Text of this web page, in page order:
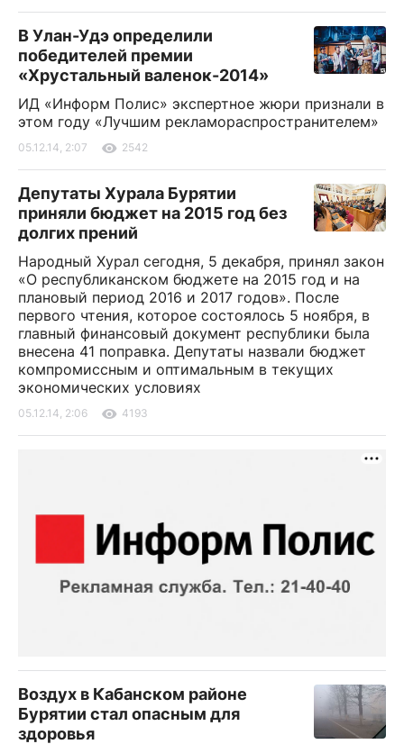
В Улан-Удэ определили
победителей премии
«Хрустальный валенок-2014»
ИД «Информ Полис» экспертное жюри признали в
этом году «Лучшим рекламораспространителем»
05.12.14, 2:07 2542
Депутаты Хурала Бурятии
приняли бюджет на 2015 год без
долгих прений
Народный Хурал сегодня, 5 декабря, принял закон
«О республиканском бюджете на 2015 год и на
плановый период 2016 и 2017 годов». После
первого чтения, которое состоялось 5 ноября, в
главный финансовый документ республики была
внесена 41 поправка. Депутаты назвали бюджет
компромиссным и оптимальным в текущих
экономических условиях
05.12.14, 2:06 4193
Воздух в Кабанском районе
Бурятии стал опасным для
здоровья